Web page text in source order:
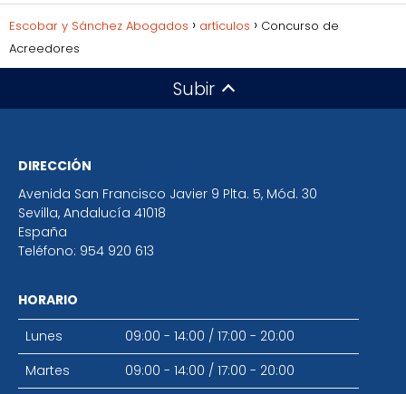
Escobar y Sánchez Abogados artículos
Concurso de
Acreedores
Subir
DIRECCIÓN
Avenida San Francisco Javier 9 Plta. 5, Mód. 30
Sevilla, Andalucía 41018
España
Teléfono: 954 920 613
HORARIO
Lunes
09:00 - 14:00 / 17:00 - 20:00
Martes
09:00 - 14:00 / 17:00 - 20:00